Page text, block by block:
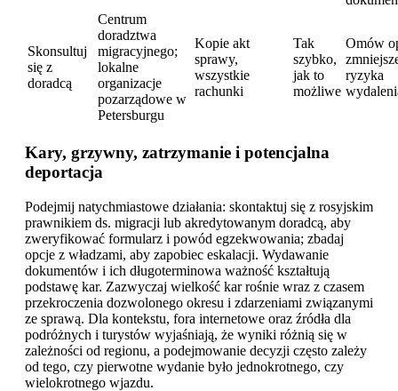
Skonsultuj
się z
doradcą
Centrum
doradztwa
migracyjnego;
lokalne
organizacje
pozarządowe w
Petersburgu
Kopie akt
sprawy,
wszystkie
rachunki
Tak
szybko,
jak to
możliwe
Omów
ryzyka
Kary, grzywny, zatrzymanie i potencjalna
deportacja
Podejmij natychmiastowe działania: skontaktuj się z rosyjskim
prawnikiem ds. migracji lub akredytowanym doradcą, aby
zweryfikować formularz i powód egzekwowania; zbadaj
opcje z władzami, aby zapobiec eskalacji. Wydawanie
dokumentów i ich długoterminowa ważność kształtują
podstawę kar. Zazwyczaj wielkość kar rośnie wraz z czasem
przekroczenia dozwolonego okresu i zdarzeniami związanymi
ze sprawą. Dla kontekstu, fora internetowe oraz źródła dla
podróżnych i turystów wyjaśniają, że wyniki różnią się w
zależności od regionu, a podejmowanie decyzji często zależy
od tego, czy pierwotne wydanie było jednokrotnego, czy
wielokrotnego wjazdu.